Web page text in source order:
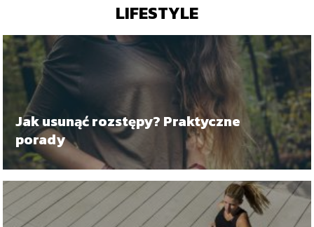
LIFESTYLE
Jak usunąć rozstępy? Praktyczne
porady